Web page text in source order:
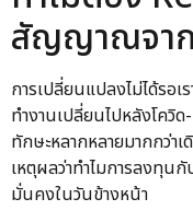
สัญญาณจาก
การเปลี่ยนแปลงไม่ได้รอ
ทำงานเปลี่ยนไปหลังโควิ
ทักษะหลากหลายมากกว่า
เหตุผลว่าทำไมการลงทุน
มั่นคงในวันข้างหน้า